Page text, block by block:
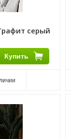
серый
Купить